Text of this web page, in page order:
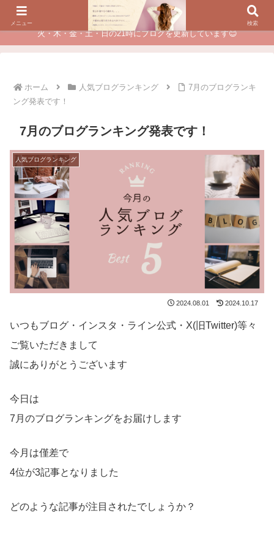
夫に不倫されたつらい経験が、あなたのチャンスに変わるカウンセリング
火・木・金・土・日の21時にブログを更新しています😊
ホーム 人気ブログランキング
7月のブログランキ
ング発表です！
7月のブログランキング発表です！
人気ブログランキング
2024.08.01 2024.10.17
いつもブログ・インスタ・ライン公式・X(旧Twitter)等々
ご覧いただきまして
誠にありがとうございます
今日は
7月のブログランキングをお届けします
今月は僅差で
4位が3記事となりました
どのような記事が注目されたでしょうか？
メニュー 検索